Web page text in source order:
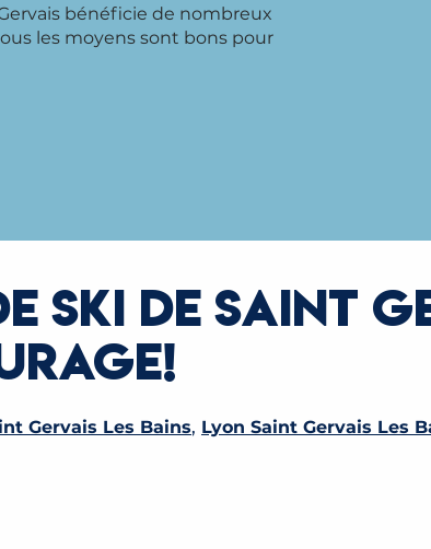
bénéficie de nombreux
les moyens sont bons pour
SKI DE SAINT
Gervais Les Bains, Lyon Saint Gervais Les